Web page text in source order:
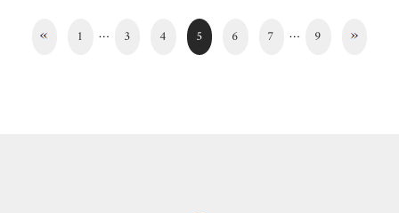
1 … 3 4 5 6 7 … 9